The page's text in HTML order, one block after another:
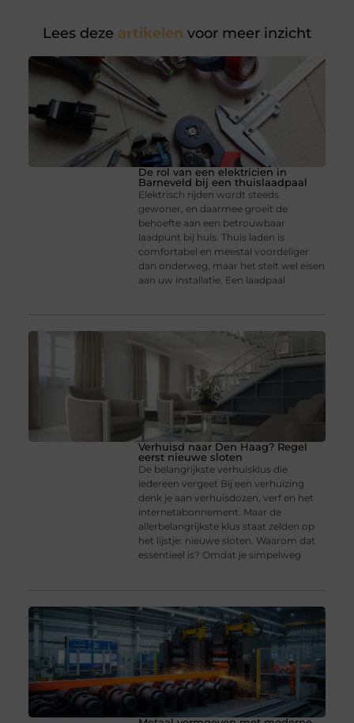
Lees deze artikelen voor meer inzicht
De rol van een elektricien in
Barneveld bij een thuislaadpaal
Elektrisch rijden wordt steeds
gewoner, en daarmee groeit de
behoefte aan een betrouwbaar
laadpunt bij huis. Thuis laden is
comfortabel en meestal voordeliger
dan onderweg, maar het stelt wel eisen
aan uw installatie. Een laadpaal
Verhuisd naar Den Haag? Regel
eerst nieuwe sloten
De belangrijkste verhuisklus die
iedereen vergeet Bij een verhuizing
denk je aan verhuisdozen, verf en het
internetabonnement. Maar de
allerbelangrijkste klus staat zelden op
het lijstje: nieuwe sloten. Waarom dat
essentieel is? Omdat je simpelweg